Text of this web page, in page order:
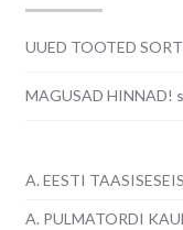
UUED TOOTED
MAGUSAD HINNAD!
A. EESTI
A. PULMATORDI